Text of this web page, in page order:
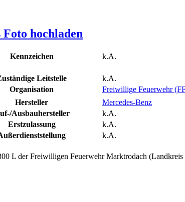
hochladen
Kennzeichen
k.A.
Leitstelle
k.A.
Organisation
Freiwillige Feuerwehr
Hersteller
Mercedes-Benz
Ausbauhersteller
k.A.
Erstzulassung
k.A.
k.A.
L der Freiwilligen Feuerwehr Marktrodach (Landkreis